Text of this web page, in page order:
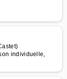
individuelle,